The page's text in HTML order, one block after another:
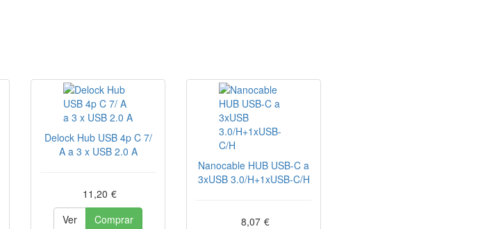
Delock Hub USB 4p C 7/
A a 3 x USB 2.0 A
11,20 €
Ver
Comprar
Nanocable HUB USB-C a
3xUSB 3.0/H+1xUSB-C/H
8,07 €